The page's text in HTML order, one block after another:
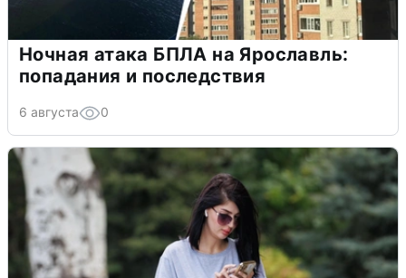
Ночная атака БПЛА на Ярославль:
попадания и последствия
6 августа 0